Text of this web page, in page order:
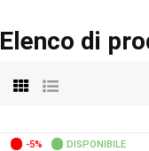
Elenco di
-5% DISPONIBILE